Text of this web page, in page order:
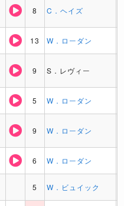
8 C．ヘイズ
13 W．ローダン
9 S．レヴィー
5 W．ローダン
9 W．ローダン
6 W．ローダン
5 W．ビュイック